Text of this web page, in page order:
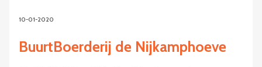
10-01-2020
BuurtBoerderij de Nijkamphoeve